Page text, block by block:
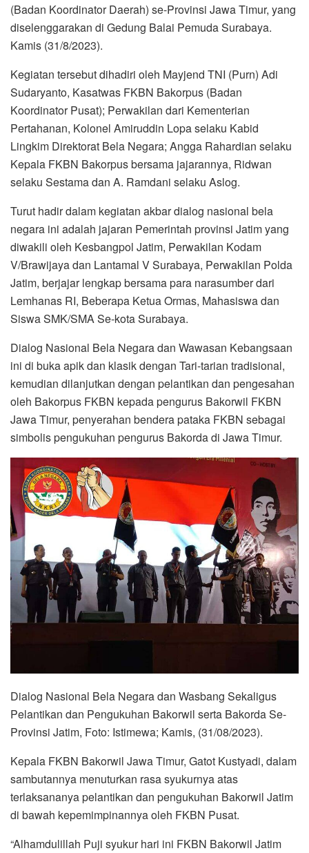
(Badan Koordinator Daerah) se-Provinsi Jawa Timur, yang
diselenggarakan di Gedung Balai Pemuda Surabaya.
Kamis (31/8/2023).
Kegiatan tersebut dihadiri oleh Mayjend TNI (Purn) Adi
Sudaryanto, Kasatwas FKBN Bakorpus (Badan
Koordinator Pusat); Perwakilan dari Kementerian
Pertahanan, Kolonel Amiruddin Lopa selaku Kabid
Lingkim Direktorat Bela Negara; Angga Rahardian selaku
Kepala FKBN Bakorpus bersama jajarannya, Ridwan
selaku Sestama dan A. Ramdani selaku Aslog.
Turut hadir dalam kegiatan akbar dialog nasional bela
negara ini adalah jajaran Pemerintah provinsi Jatim yang
diwakili oleh Kesbangpol Jatim, Perwakilan Kodam
V/Brawijaya dan Lantamal V Surabaya, Perwakilan Polda
Jatim, berjajar lengkap bersama para narasumber dari
Lemhanas RI, Beberapa Ketua Ormas, Mahasiswa dan
Siswa SMK/SMA Se-kota Surabaya.
Dialog Nasional Bela Negara dan Wawasan Kebangsaan
ini di buka apik dan klasik dengan Tari-tarian tradisional,
kemudian dilanjutkan dengan pelantikan dan pengesahan
oleh Bakorpus FKBN kepada pengurus Bakorwil FKBN
Jawa Timur, penyerahan bendera pataka FKBN sebagai
simbolis pengukuhan pengurus Bakorda di Jawa Timur.
Dialog Nasional Bela Negara dan Wasbang Sekaligus
Pelantikan dan Pengukuhan Bakorwil serta Bakorda Se-
Provinsi Jatim, Foto: Istimewa; Kamis, (31/08/2023).
Kepala FKBN Bakorwil Jawa Timur, Gatot Kustyadi, dalam
sambutannya menuturkan rasa syukurnya atas
terlaksananya pelantikan dan pengukuhan Bakorwil Jatim
di bawah kepemimpinannya oleh FKBN Pusat.
“Alhamdulillah Puji syukur hari ini FKBN Bakorwil Jatim